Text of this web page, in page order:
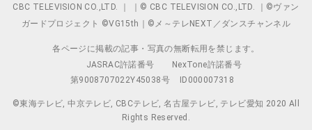
CBC TELEVISION CO.,LTD. ｜ ｜© CBC TELEVISION CO.,LTD. ｜©ヴァン
ガードプロジェクト ©VG15th｜©メ～テレNEXT／ダンスチャンネル
各ページに掲載の記事・写真の無断転用を禁じます。
JASRAC許諾番号
NexTone許諾番号
第9008707022Y45038号
ID000007318
©東海テレビ, 中京テレビ, CBCテレビ, 名古屋テレビ, テレビ愛知 2020 All
Rights Reserved.